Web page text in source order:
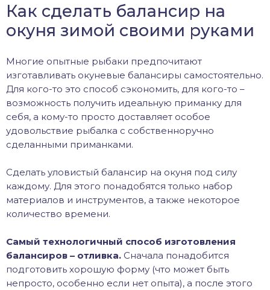
Как сделать балансир на
окуня зимой своими руками
Многие опытные рыбаки предпочитают
изготавливать окуневые балансиры самостоятельно.
Для кого-то это способ сэкономить, для кого-то –
возможность получить идеальную приманку для
себя, а кому-то просто доставляет особое
удовольствие рыбалка с собственноручно
сделанными приманками.
Сделать уловистый балансир на окуня под силу
каждому. Для этого понадобятся только набор
материалов и инструментов, а также некоторое
количество времени.
Самый технологичный способ изготовления
балансиров – отливка. Сначала понадобится
подготовить хорошую форму (что может быть
непросто, особенно если нет опыта), а после этого